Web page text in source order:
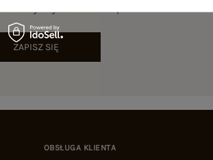
ZAPISZ SIĘ
OBSŁUGA KLIENTA